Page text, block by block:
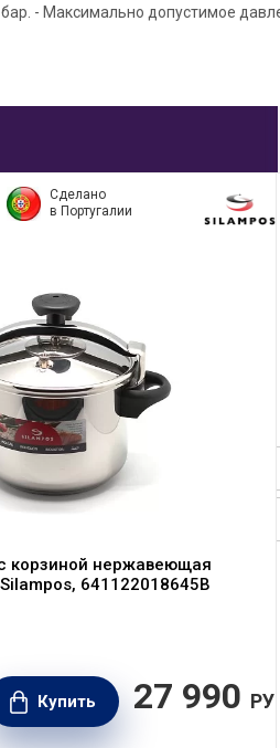
- Максимально допустимое
Сделано
в Португалии
корзиной нержавеющая
641122018645B
Купить 27 990 РУБ.